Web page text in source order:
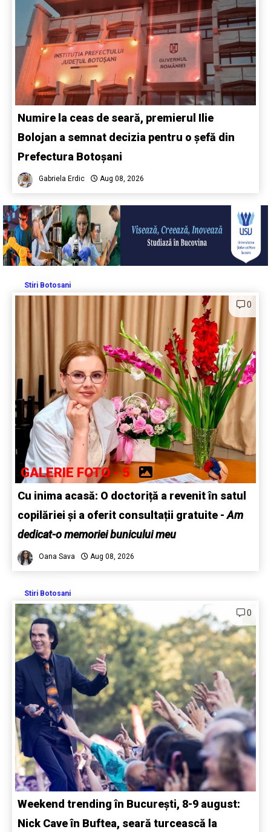
Numire la ceas de seară, premierul Ilie
Bolojan a semnat decizia pentru o șefă din
Prefectura Botoșani
Gabriela Erdic Aug 08, 2026
Stiri Botosani
0
GALERIE FOTO - 5
Cu inima acasă: O doctoriță a revenit în satul
copilăriei și a oferit consultații gratuite -Am
dedicat-o memoriei bunicului meu
Oana Sava Aug 08, 2026
Stiri Botosani
0
Weekend trending în București, 8-9 august:
Nick Cave în Buftea, seară turcească la